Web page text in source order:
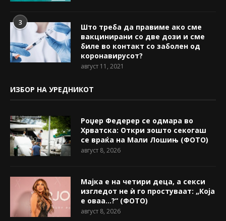
3
Што треба да правиме ако сме
вакцинирани со две дози и сме
биле во контакт со заболен од
коронавирусот?
август 11, 2021
ИЗБОР НА УРЕДНИКОТ
Роџер Федерер се одмара во
Хрватска: Откри зошто секогаш
се враќа на Мали Лошињ (ФОТО)
август 8, 2026
Мајка е на четири деца, а секси
изгледот не ѝ го простуваат: „Која
е оваа…?“ (ФОТО)
август 8, 2026